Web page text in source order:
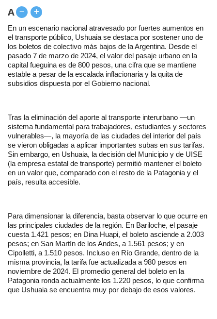
A
En un escenario nacional atravesado por fuertes aumentos en
el transporte público, Ushuaia se destaca por sostener uno de
los boletos de colectivo más bajos de la Argentina. Desde el
pasado 7 de marzo de 2024, el valor del pasaje urbano en la
capital fueguina es de 800 pesos, una cifra que se mantiene
estable a pesar de la escalada inflacionaria y la quita de
subsidios dispuesta por el Gobierno nacional.
Tras la eliminación del aporte al transporte interurbano —un
sistema fundamental para trabajadores, estudiantes y sectores
vulnerables—, la mayoría de las ciudades del interior del país
se vieron obligadas a aplicar importantes subas en sus tarifas.
Sin embargo, en Ushuaia, la decisión del Municipio y de UISE
(la empresa estatal de transporte) permitió mantener el boleto
en un valor que, comparado con el resto de la Patagonia y el
país, resulta accesible.
Para dimensionar la diferencia, basta observar lo que ocurre en
las principales ciudades de la región. En Bariloche, el pasaje
cuesta 1.421 pesos; en Dina Huapi, el boleto asciende a 2.003
pesos; en San Martín de los Andes, a 1.561 pesos; y en
Cipolletti, a 1.510 pesos. Incluso en Río Grande, dentro de la
misma provincia, la tarifa fue actualizada a 980 pesos en
noviembre de 2024. El promedio general del boleto en la
Patagonia ronda actualmente los 1.220 pesos, lo que confirma
que Ushuaia se encuentra muy por debajo de esos valores.